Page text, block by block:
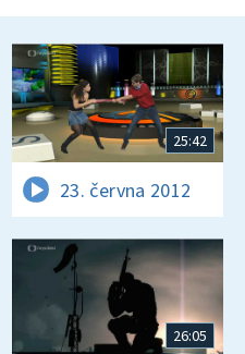
25:42
23. června 2012
26:05